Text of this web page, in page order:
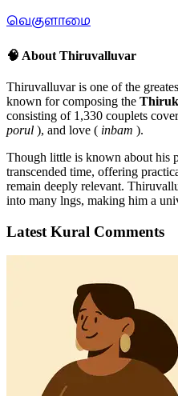
வெகுளாமை
🧠 About Thiruvalluvar
Thiruvalluvar is one of the
known for composing the
consisting of 1,330 couplets
porul ), and love ( inbam ).
Though little is known about his
transcended time, offering
remain deeply relevant.
into many lngs, making him a
Latest Kural Comments